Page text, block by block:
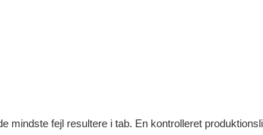
mindste fejl resultere i tab. En kontrolleret